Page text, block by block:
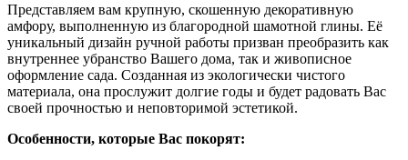
Представляем вам крупную, скошенную декоративную
амфору, выполненную из благородной шамотной глины. Её
уникальный дизайн ручной работы призван преобразить как
внутреннее убранство Вашего дома, так и живописное
оформление сада. Созданная из экологически чистого
материала, она прослужит долгие годы и будет радовать Вас
своей прочностью и неповторимой эстетикой.
Особенности, которые Вас покорят: